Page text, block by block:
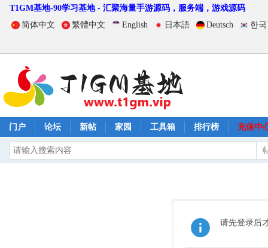
T1GM基地-90学习基地 - 汇聚海量手游源码，服务端，游戏源码
简体中文
繁體中文 English 日本語 Deutsch 한
门户 论坛 新帖 家园 工具箱 排行榜 充值中
请先登录后